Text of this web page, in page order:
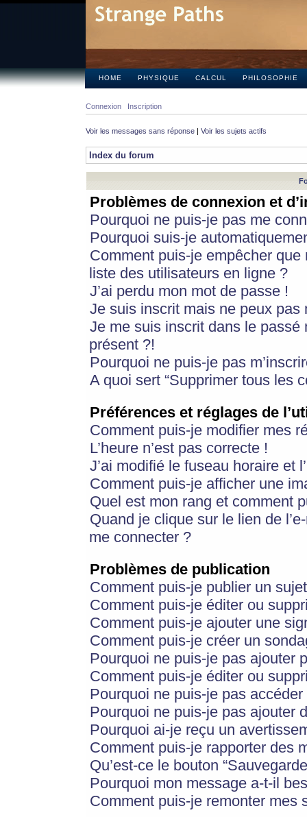
HOME PHYSIQUE CALCUL PHILOSOPHIE
Connexion Inscription
Voir les messages sans réponse | Voir les sujets actifs
Index du forum
Problèmes de connexion et
Pourquoi ne puis-je pas me
Pourquoi suis-je
Comment puis-je empêcher
liste des utilisateurs en ligne ?
J’ai perdu mon mot de passe !
Je suis inscrit mais ne peux pas
Je me suis inscrit dans le
présent ?!
Pourquoi ne puis-je pas
A quoi sert “Supprimer tous les
Préférences et réglages de
Comment puis-je modifier mes
L’heure n’est pas correcte !
J’ai modifié le fuseau horaire et
Comment puis-je afficher une
Quel est mon rang et comment
Quand je clique sur le lien de
me connecter ?
Problèmes de publication
Comment puis-je publier un
Comment puis-je éditer ou
Comment puis-je ajouter une
Comment puis-je créer un
Pourquoi ne puis-je pas ajouter
Comment puis-je éditer ou
Pourquoi ne puis-je pas
Pourquoi ne puis-je pas ajouter
Pourquoi ai-je reçu un
Comment puis-je rapporter des
Qu’est-ce le bouton
Pourquoi mon message a-t-il
Comment puis-je remonter mes